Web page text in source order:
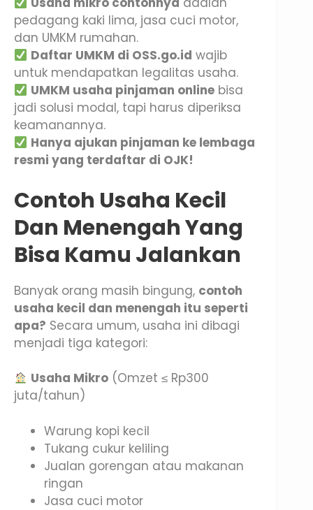
pedagang kaki lima, jasa cuci motor,
dan UMKM rumahan.
Daftar UMKM di OSS.go.id wajib
untuk mendapatkan legalitas usaha.
UMKM usaha pinjaman online bisa
jadi solusi modal, tapi harus diperiksa
keamanannya.
Hanya ajukan pinjaman ke lembaga
resmi yang terdaftar di OJK!
Contoh Usaha Kecil
Dan Menengah Yang
Bisa Kamu Jalankan
Banyak orang masih bingung, contoh
usaha kecil dan menengah itu seperti
apa? Secara umum, usaha ini dibagi
menjadi tiga kategori:
Usaha Mikro (Omzet ≤ Rp300
juta/tahun)
Warung kopi kecil
Tukang cukur keliling
Jualan gorengan atau makanan
ringan
Jasa cuci motor